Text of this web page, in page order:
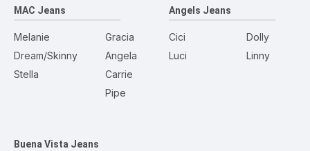
MAC Jeans
Melanie
Dream/Skinny
Stella
Gracia
Angela
Carrie
Pipe
Angels Jeans
Cici
Luci
Dolly
Linny
Buena Vista Jeans